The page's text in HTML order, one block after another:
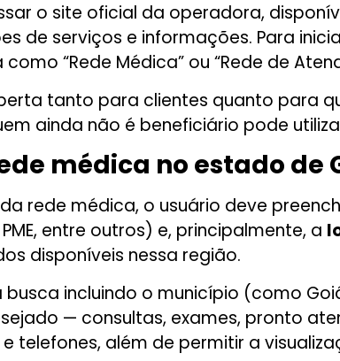
o site oficial da operadora,
de serviços e informações. Para
“Rede Médica” ou “Rede de
tanto para clientes quanto para
ainda não é beneficiário pode
médica no estado de
rede médica, o usuário deve
entre outros) e, principalmente, a
disponíveis nessa região.
busca incluindo o município (como
— consultas, exames, pronto
telefones, além de permitir a